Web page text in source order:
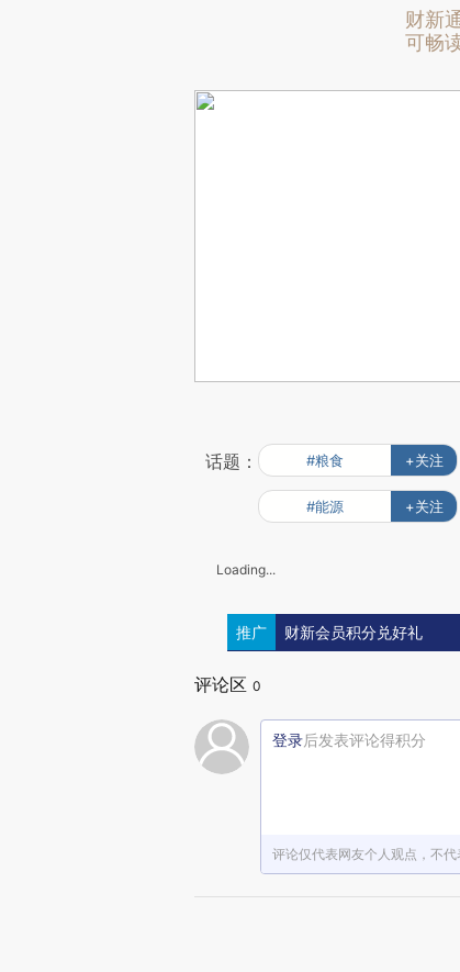
财新
可畅
话题： #粮食 +关注
#能源 +关注
Loading...
推广 财新会员积分兑好礼
评论区 0
登录后发表评论得积分
评论仅代表网友个人观点，不